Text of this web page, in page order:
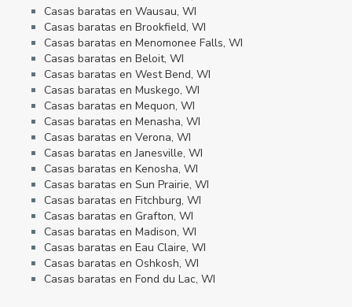
Casas baratas en Wausau, WI
Casas baratas en Brookfield, WI
Casas baratas en Menomonee Falls, WI
Casas baratas en Beloit, WI
Casas baratas en West Bend, WI
Casas baratas en Muskego, WI
Casas baratas en Mequon, WI
Casas baratas en Menasha, WI
Casas baratas en Verona, WI
Casas baratas en Janesville, WI
Casas baratas en Kenosha, WI
Casas baratas en Sun Prairie, WI
Casas baratas en Fitchburg, WI
Casas baratas en Grafton, WI
Casas baratas en Madison, WI
Casas baratas en Eau Claire, WI
Casas baratas en Oshkosh, WI
Casas baratas en Fond du Lac, WI